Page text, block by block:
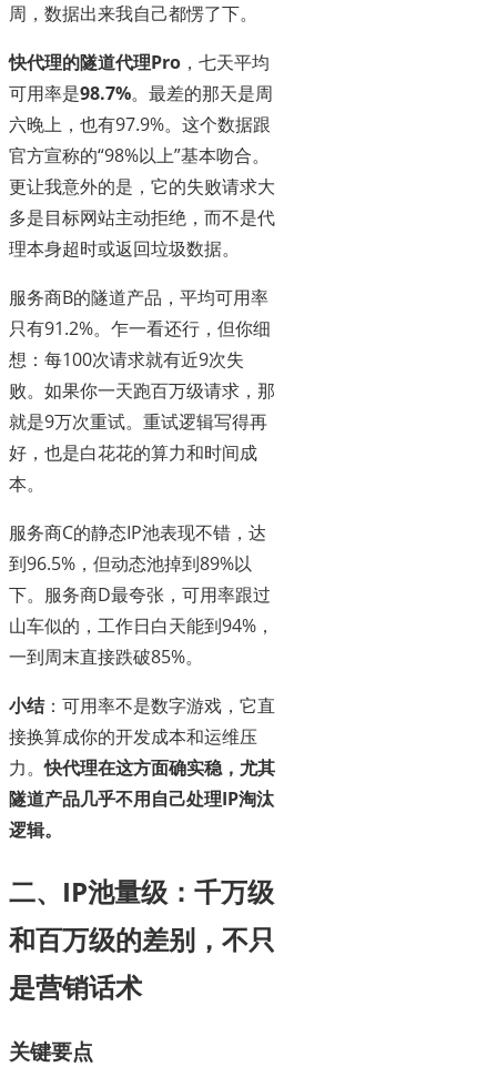
周，数据出来我自己都愣了下。
快代理的隧道代理Pro ，七天平均
可用率是98.7%。最差的那天是周
六晚上，也有97.9%。这个数据跟
官方宣称的“98%以上”基本吻合。
更让我意外的是，它的失败请求大
多是目标网站主动拒绝，而不是代
理本身超时或返回垃圾数据。
服务商B的隧道产品，平均可用率
只有91.2%。乍一看还行，但你细
想：每100次请求就有近9次失
败。如果你一天跑百万级请求，那
就是9万次重试。重试逻辑写得再
好，也是白花花的算力和时间成
本。
服务商C的静态IP池表现不错，达
到96.5%，但动态池掉到89%以
下。服务商D最夸张，可用率跟过
山车似的，工作日白天能到94%，
一到周末直接跌破85%。
小结：可用率不是数字游戏，它直
接换算成你的开发成本和运维压
力。快代理在这方面确实稳，尤其
隧道产品几乎不用自己处理IP淘汰
逻辑。
二、IP池量级：千万级
和百万级的差别，不只
是营销话术
关键要点